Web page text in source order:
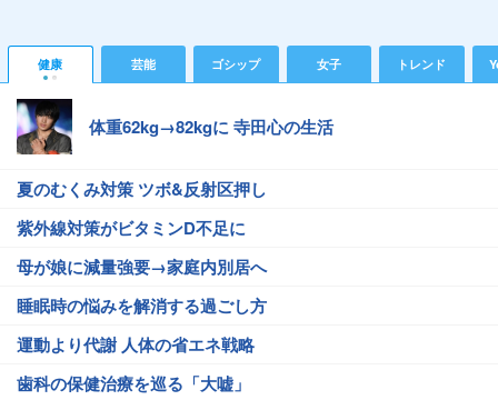
健康 芸能 ゴシップ 女子 トレンド
体重62kg→82kgに 寺田心の生活
夏のむくみ対策 ツボ&反射区押し
紫外線対策がビタミンD不足に
母が娘に減量強要→家庭内別居へ
睡眠時の悩みを解消する過ごし方
運動より代謝 人体の省エネ戦略
歯科の保健治療を巡る「大嘘」